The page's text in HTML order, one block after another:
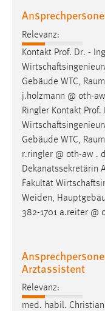
Relevanz:
Kontakt Prof. Dr. -
Gebäude WTC,
j.holzmann @ oth-
Ringler Kontakt
Gebäude WTC,
r.ringler @ oth-aw .
Dekanatssekretärin
Fakultät
Weiden,
382-1701 a.reiter @
Arztassistent
Relevanz:
med. habil.
EXTERNE
Um Inhalte von
Plattformen
externen Medien
YouTube
Vimeo